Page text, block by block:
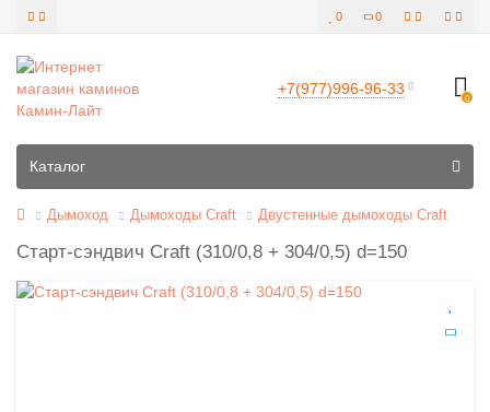
0
0
+7(977)996-96-33
0
Каталог
Дымоход Дымоходы Craft Двустенные дымоходы Craft
Старт-сэндвич Craft (310/0,8 + 304/0,5) d=150